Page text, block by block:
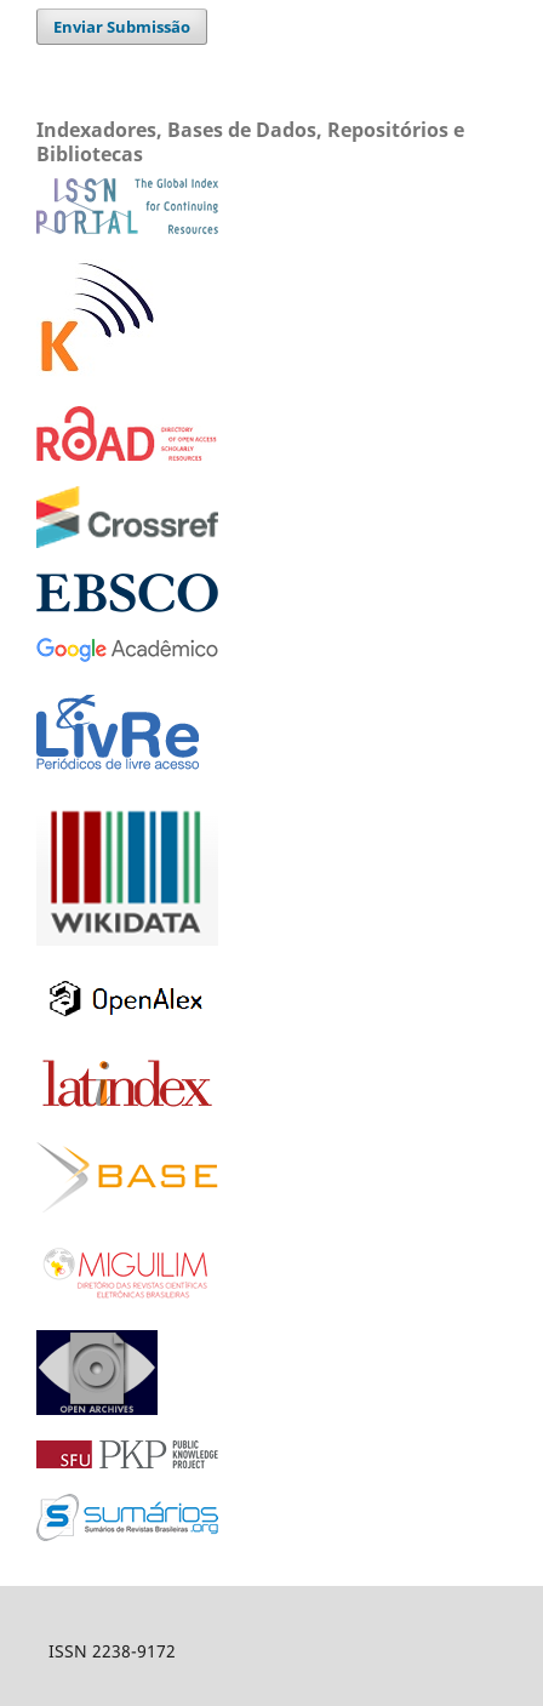
Enviar Submissão
Indexadores, Bases de Dados, Repositórios e
Bibliotecas
ISSN 2238-9172